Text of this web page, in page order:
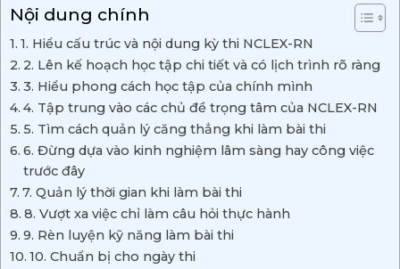
Nội dung chính
1. Hiểu cấu trúc và nội dung kỳ thi NCLEX-RN
2. Lên kế hoạch học tập chi tiết và có lịch trình rõ ràng
3. Hiểu phong cách học tập của chính mình
4. Tập trung vào các chủ đề trọng tâm của NCLEX-RN
5. Tìm cách quản lý căng thẳng khi làm bài thi
6. Đừng dựa vào kinh nghiệm lâm sàng hay công việc
trước đây
7. Quản lý thời gian khi làm bài thi
8. Vượt xa việc chỉ làm câu hỏi thực hành
9. Rèn luyện kỹ năng làm bài thi
10. Chuẩn bị cho ngày thi